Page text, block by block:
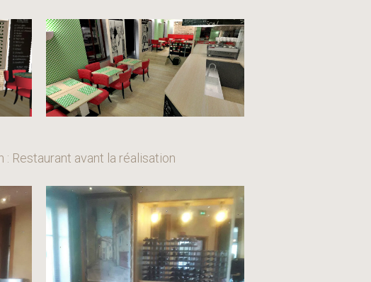
: Restaurant avant la réalisation